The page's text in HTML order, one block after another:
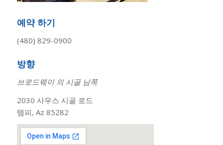
예약 하기
(480) 829-0900
방향
브로드웨이 의 시골 남쪽
2030 사우스 시골 로드
템피, Az 85282